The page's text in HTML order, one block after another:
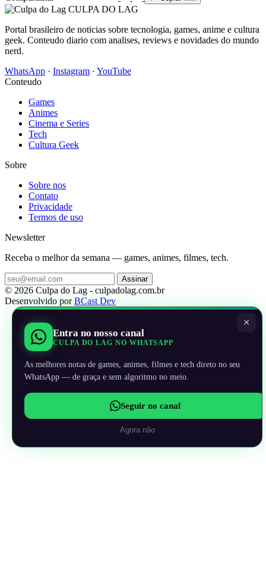
CULPA DO LAG
Portal brasileiro de noticias sobre tecnologia, games, anime e cultura
geek. Conteudo diario com analises, reviews e novidades do mundo
nerd.
WhatsApp · Instagram · YouTube
Conteudo
Games
Animes
Cinema e Series
Tech
Cultura Geek
Sobre
Sobre nos
Contato
Privacidade
Termos de uso
Newsletter
Receba o melhor da semana — games, animes, filmes, tech.
Assinar
© 2026 Culpa do Lag - culpadolag.com.br
Desenvolvido porBCast Dev
×
Entra no nosso canal
CULPA DO LAG NO WHATSAPP
As melhores notas de games, animes, filmes e tech direto no seu
WhatsApp — de graça e sem algoritmo no meio.
Seguir no canal
Agora não